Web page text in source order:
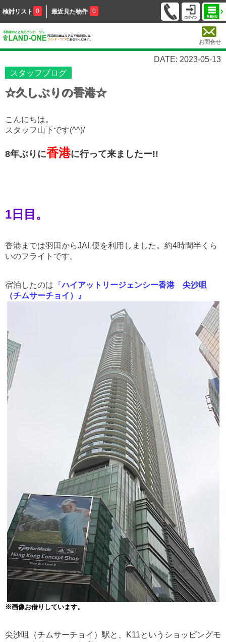
検討リスト 0 最近見た物件 0
お問合せ
DATE: 2023-05-13
スタッフブログ
☆久しぶりの香港☆
こんにちは。
スタッフ山下です(^^)/
8年ぶりに香港に行って来ましたー!!
1日目。
香港までは羽田からJAL便を利用しました。約4時間半くら
いのフライトです。
宿泊したのは 『ハイアットリージェンシー香港 尖沙咀
（チムサーチョイ）』
※画像お借りしています。
尖沙咀（チムサーチョイ）駅と、K11というショッピングモ